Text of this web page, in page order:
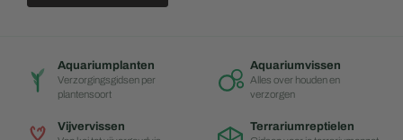
Aquariumplanten
Verzorgingsgidsen per
plantensoort
Aquariumvissen
Alles over houden en
verzorgen
Vijvervissen Terrariumreptielen